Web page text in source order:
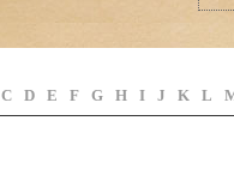
C D E F G H I J K L